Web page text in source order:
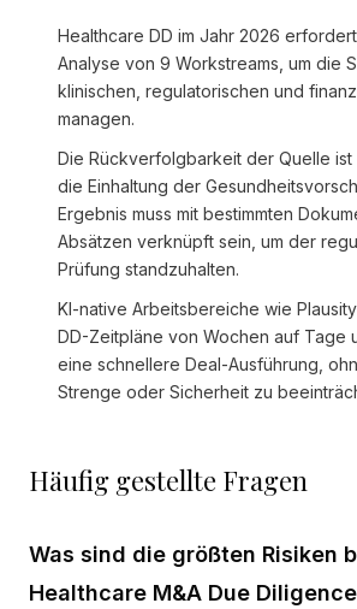
Healthcare DD im Jahr 2026
Analyse von 9 Workstreams, um die
klinischen, regulatorischen und
managen.
Die Rückverfolgbarkeit der Quelle
die Einhaltung der
Ergebnis muss mit bestimmten
Absätzen verknüpft sein, um der
Prüfung standzuhalten.
KI-native Arbeitsbereiche wie
DD-Zeitpläne von Wochen auf Tage
eine schnellere Deal-Ausführung,
Strenge oder Sicherheit zu
Häufig gestellte Fragen
Was sind die größten Risiken
Healthcare M&A Due